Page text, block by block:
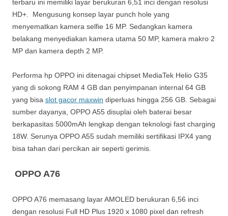
terbaru ini memiliki layar berukuran 6,51 inci dengan resolusi
HD+. Mengusung konsep layar punch hole yang
menyematkan kamera selfie 16 MP. Sedangkan kamera
belakang menyediakan kamera utama 50 MP, kamera makro 2
MP dan kamera depth 2 MP.
Performa hp OPPO ini ditenagai chipset MediaTek Helio G35
yang di sokong RAM 4 GB dan penyimpanan internal 64 GB
yang bisa slot gacor maxwin diperluas hingga 256 GB. Sebagai
sumber dayanya, OPPO A55 disuplai oleh baterai besar
berkapasitas 5000mAh lengkap dengan teknologi fast charging
18W. Serunya OPPO A55 sudah memiliki sertifikasi IPX4 yang
bisa tahan dari percikan air seperti gerimis.
OPPO A76
OPPO A76 memasang layar AMOLED berukuran 6,56 inci
dengan resolusi Full HD Plus 1920 x 1080 pixel dan refresh